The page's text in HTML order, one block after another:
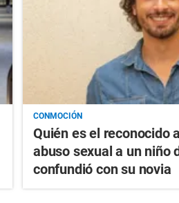
CONMOCIÓN
Quién es el reconocido
abuso sexual a un niño
confundió con su novia